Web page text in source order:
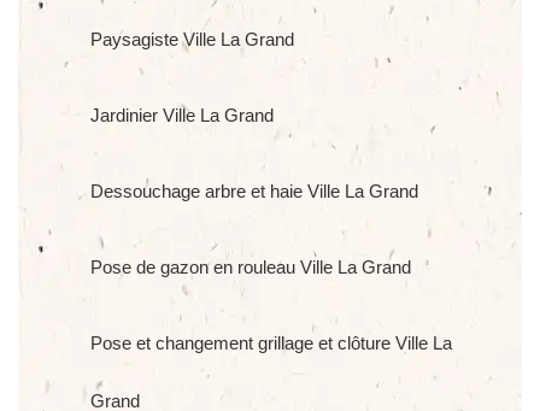
Paysagiste Ville La Grand
Jardinier Ville La Grand
Dessouchage arbre et haie Ville La Grand
Pose de gazon en rouleau Ville La Grand
Pose et changement grillage et clôture Ville La
Grand